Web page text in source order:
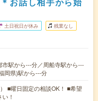
土日祝日が休み 残業なし
駅から---分／周船寺駅から---
岡県)駅から---分
■曜日固定の相談OK！ ■希望
！